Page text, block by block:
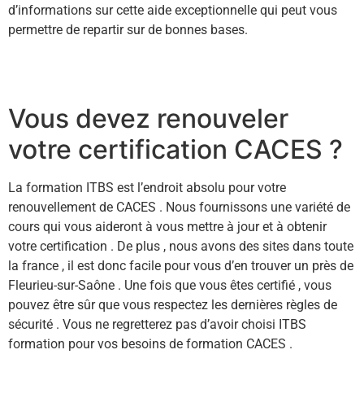
d’informations sur cette aide exceptionnelle qui peut vous
permettre de repartir sur de bonnes bases.
Vous devez renouveler
votre certification CACES ?
La formation ITBS est l’endroit absolu pour votre
renouvellement de CACES . Nous fournissons une variété de
cours qui vous aideront à vous mettre à jour et à obtenir
votre certification . De plus , nous avons des sites dans toute
la france , il est donc facile pour vous d’en trouver un près de
Fleurieu-sur-Saône . Une fois que vous êtes certifié , vous
pouvez être sûr que vous respectez les dernières règles de
sécurité . Vous ne regretterez pas d’avoir choisi ITBS
formation pour vos besoins de formation CACES .